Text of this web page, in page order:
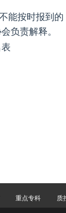
能按时报到的
负责解释。
重点专科 质